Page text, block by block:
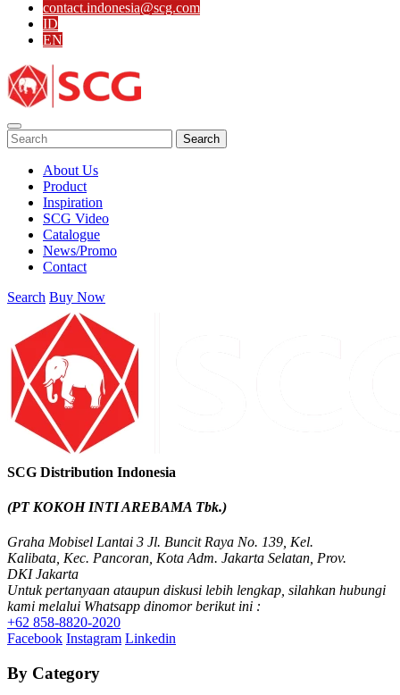
contact.indonesia@scg.com
ID
EN
Search
About Us
Product
Inspiration
SCG Video
Catalogue
News/Promo
Contact
Search Buy Now
SCG Distribution Indonesia
(PT KOKOH INTI AREBAMA Tbk.)
Graha Mobisel Lantai 3 Jl. Buncit Raya No. 139, Kel.
Kalibata, Kec. Pancoran, Kota Adm. Jakarta Selatan, Prov.
DKI Jakarta
Untuk pertanyaan ataupun diskusi lebih lengkap, silahkan hubungi
kami melalui Whatsapp dinomor berikut ini :
+62 858-8820-2020
Facebook Instagram Linkedin
By Category